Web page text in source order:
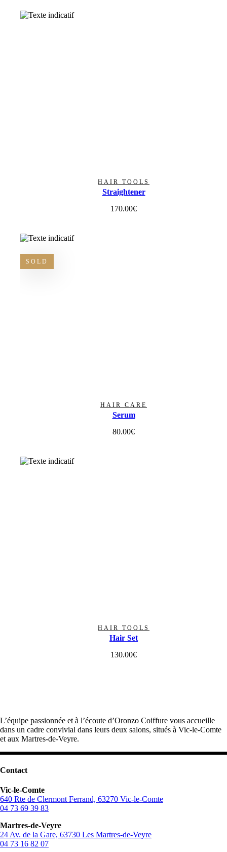
HAIR TOOLS
Straightener
170.00€
SOLD
HAIR CARE
Serum
80.00€
HAIR TOOLS
Hair Set
130.00€
L’équipe passionnée et à l’écoute d’Oronzo Coiffure vous accueille
dans un cadre convivial dans leurs deux salons, situés à Vic-le-Comte
et aux Martres-de-Veyre.
Contact
Vic-le-Comte
640 Rte de Clermont Ferrand, 63270 Vic-le-Comte
04 73 69 39 83
Martres-de-Veyre
24 Av. de la Gare, 63730 Les Martres-de-Veyre
04 73 16 82 07